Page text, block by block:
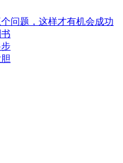
问题，这样才有机会成功